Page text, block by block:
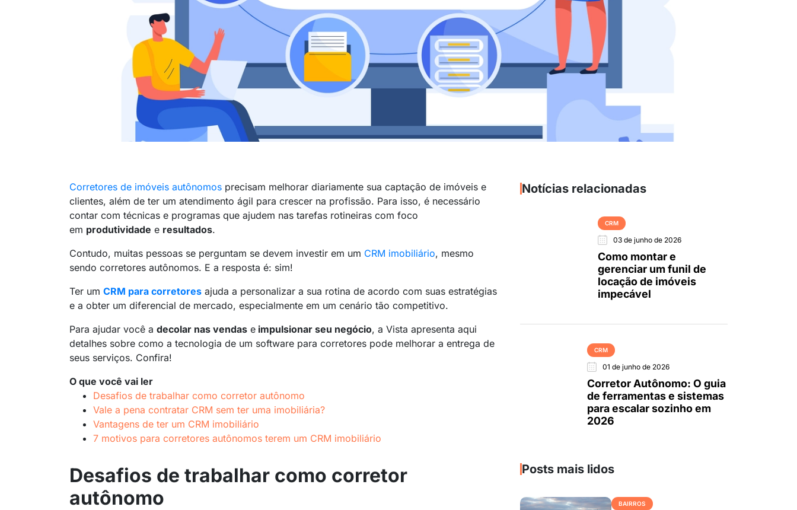
Corretores de imóveis autônomos precisam melhorar diariamente sua captação de imóveis e
clientes, além de ter um atendimento ágil para crescer na profissão. Para isso, é necessário
contar com técnicas e programas que ajudem nas tarefas rotineiras com foco
em produtividade e resultados.
Contudo, muitas pessoas se perguntam se devem investir em um CRM imobiliário, mesmo
sendo corretores autônomos. E a resposta é: sim!
Ter um CRM para corretores ajuda a personalizar a sua rotina de acordo com suas estratégias
e a obter um diferencial de mercado, especialmente em um cenário tão competitivo.
Para ajudar você a decolar nas vendas e impulsionar seu negócio, a Vista apresenta aqui
detalhes sobre como a tecnologia de um software para corretores pode melhorar a entrega de
seus serviços. Confira!
O que você vai ler
Desafios de trabalhar como corretor autônomo
Vale a pena contratar CRM sem ter uma imobiliária?
Vantagens de ter um CRM imobiliário
7 motivos para corretores autônomos terem um CRM imobiliário
Desafios de trabalhar como corretor
autônomo
Notícias relacionadas
CRM
03 de junho de 2026
Como montar e
gerenciar um funil de
locação de imóveis
impecável
CRM
01 de junho de 2026
Corretor Autônomo: O guia
de ferramentas e sistemas
para escalar sozinho em
2026
Posts mais lidos
BAIRROS